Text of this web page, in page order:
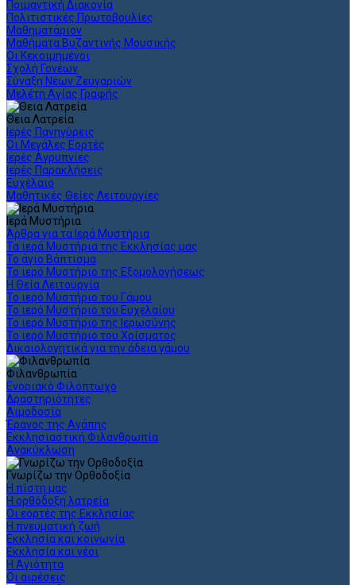
Ποιμαντική Διακονία
Πολιτιστικές Πρωτοβουλίες
Μαθηματάριον
Μαθήματα Βυζαντινής Μουσικής
Οι Κεκοιμημένοι
Σχολή Γονέων
Σύναξη Νέων Ζευγαριών
Μελέτη Αγίας Γραφής
Θεια Λατρεία
Ιερές Πανηγύρεις
Οι Μεγάλες Εορτές
Ιερές Αγρυπνίες
Ιερές Παρακλήσεις
Ευχέλαιο
Μαθητικές Θείες Λειτουργίες
Ιερά Μυστήρια
Άρθρα για τα Ιερά Μυστήρια
Τα ιερά Μυστήρια της Εκκλησίας μας
Το άγιο Βάπτισμα
Το ιερό Μυστήριο της Εξομολογήσεως
Η Θεία Λειτουργία
Το ιερό Μυστήριο του Γάμου
Το ιερό Μυστήριο του Ευχελαίου
Το ιερό Μυστήριο της Ιερωσύνης
Το ιερό Μυστήριο του Χρίσματος
Δικαιολογητικά για την άδεια γάμου
Φιλανθρωπία
Ενοριακό Φιλόπτωχο
Δραστηριότητες
Αιμοδοσία
Έρανος της Αγάπης
Εκκλησιαστική Φιλανθρωπία
Ανακύκλωση
Γνωρίζω την Ορθοδοξία
Η πίστη μας
Η ορθόδοξη λατρεία
Οι εορτές της Εκκλησίας
Η πνευματική ζωή
Εκκλησία και κοινωνία
Εκκλησία και νέοι
Η Αγιότητα
Οι αιρέσεις